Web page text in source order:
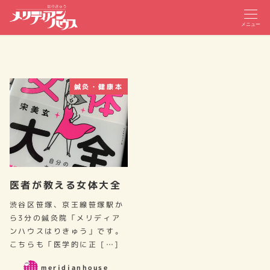
メニュー
鍼灸・健康本
医者が教える女体大全
渋谷区笹塚、京王線笹塚駅か
ら3分の鍼灸院「メリディア
ンハウスはりきゅう」です。
こちらも「医学的に正 […]
meridianhouse